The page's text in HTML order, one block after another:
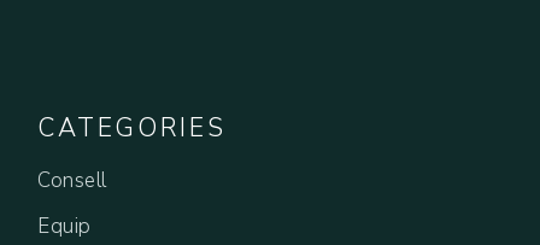
CATEGORIES
Consell
Equip